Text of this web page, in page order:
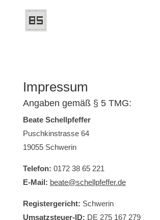
Impressum
Angaben gemäß § 5 TMG:
Beate Schellpfeffer
Puschkinstrasse 64
19055 Schwerin
Telefon: 0172 38 65 221
E-Mail: beate@schellpfeffer.de
Registergericht: Schwerin
Umsatzsteuer-ID: DE 275 167 279